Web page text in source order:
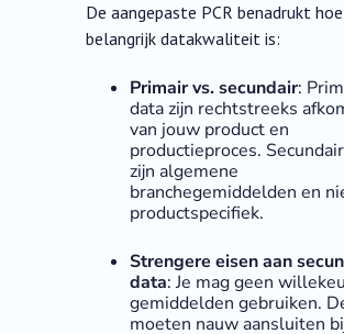
De aangepaste PCR benadrukt hoe
belangrijk datakwaliteit is:
Primair vs. secundair:
data zijn rechtstreeks
van jouw product en
productieproces.
zijn algemene
branchegemiddelden en
productspecifiek.
Strengere eisen aan
data: Je mag geen
gemiddelden gebruiken.
moeten nauw aansluiten